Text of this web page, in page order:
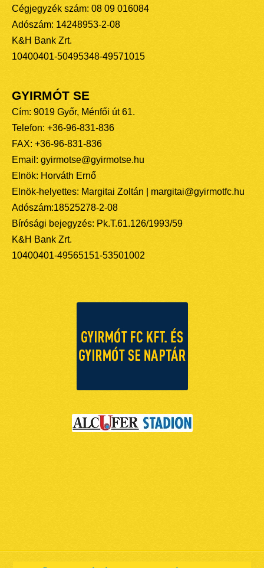
Cégjegyzék szám: 08 09 016084
Adószám: 14248953-2-08
K&H Bank Zrt.
10400401-50495348-49571015
GYIRMÓT SE
Cím: 9019 Győr, Ménfői út 61.
Telefon: +36-96-831-836
FAX: +36-96-831-836
Email: gyirmotse@gyirmotse.hu
Elnök: Horváth Ernő
Elnök-helyettes: Margitai Zoltán | margitai@gyirmotfc.hu
Adószám:18525278-2-08
Bírósági bejegyzés: Pk.T.61.126/1993/59
K&H Bank Zrt.
10400401-49565151-53501002